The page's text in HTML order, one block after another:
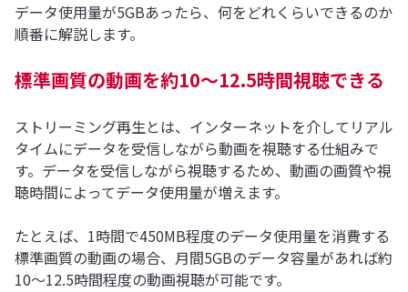
データ使用量が5GBあったら、何をどれくらいできるのか
順番に解説します。
標準画質の動画を約10～12.5時間視聴できる
ストリーミング再生とは、インターネットを介してリアル
タイムにデータを受信しながら動画を視聴する仕組みで
す。データを受信しながら視聴するため、動画の画質や視
聴時間によってデータ使用量が増えます。
たとえば、1時間で450MB程度のデータ使用量を消費する
標準画質の動画の場合、月間5GBのデータ容量があれば約
10～12.5時間程度の動画視聴が可能です。